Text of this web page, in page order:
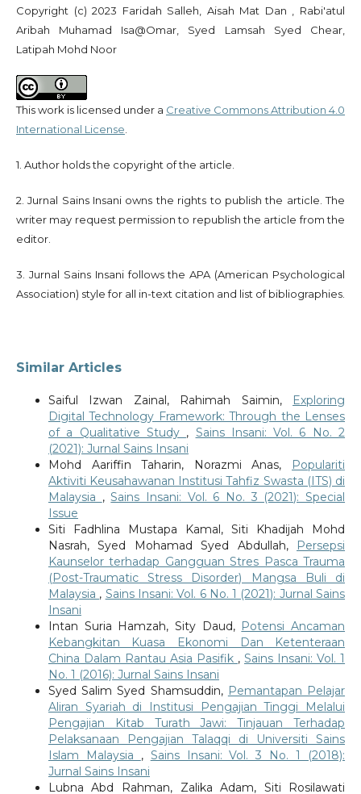
Copyright (c) 2023 Faridah Salleh, Aisah Mat Dan , Rabi'atul
Aribah Muhamad Isa@Omar, Syed Lamsah Syed Chear,
Latipah Mohd Noor
This work is licensed under a Creative Commons Attribution 4.0
International License.
1. Author holds the copyright of the article.
2. Jurnal Sains Insani owns the rights to publish the article. The
writer may request permission to republish the article from the
editor.
3. Jurnal Sains Insani follows the APA (American Psychological
Association) style for all in-text citation and list of bibliographies.
Similar Articles
Saiful Izwan Zainal, Rahimah Saimin,
Exploring
Digital Technology Framework: Through the Lenses
of a Qualitative Study , Sains Insani: Vol. 6 No. 2
(2021): Jurnal Sains Insani
Mohd Aariffin Taharin, Norazmi Anas,
Populariti
Aktiviti Keusahawanan Institusi Tahfiz Swasta (ITS) di
Malaysia ,Sains Insani: Vol. 6 No. 3 (2021): Special
Issue
Siti Fadhlina Mustapa Kamal, Siti Khadijah Mohd
Nasrah, Syed Mohamad Syed Abdullah,
Persepsi
Kaunselor terhadap Gangguan Stres Pasca Trauma
(Post-Traumatic Stress Disorder) Mangsa Buli di
Malaysia , Sains Insani: Vol. 6 No. 1 (2021): Jurnal Sains
Insani
Intan Suria Hamzah, Sity Daud, Potensi Ancaman
Kebangkitan Kuasa Ekonomi Dan Ketenteraan
China Dalam Rantau Asia Pasifik ,Sains Insani: Vol. 1
No. 1 (2016): Jurnal Sains Insani
Syed Salim Syed Shamsuddin, Pemantapan Pelajar
Aliran Syariah di Institusi Pengajian Tinggi Melalui
Pengajian Kitab Turath Jawi: Tinjauan Terhadap
Pelaksanaan Pengajian Talaqqi di Universiti Sains
Islam Malaysia , Sains Insani: Vol. 3 No. 1 (2018):
Jurnal Sains Insani
Lubna Abd Rahman, Zalika Adam, Siti Rosilawati